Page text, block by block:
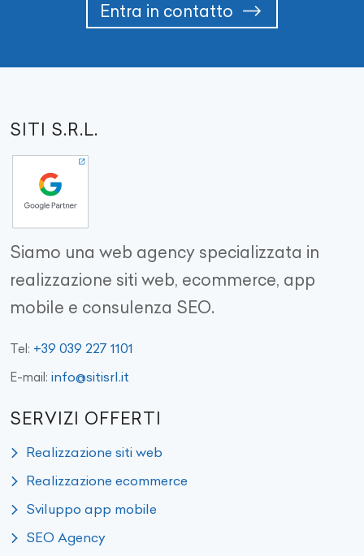
Entra in contatto
SITI S.R.L.
Siamo una web agency specializzata in
realizzazione siti web, ecommerce, app
mobile e consulenza SEO.
Tel: +39 039 227 1101
E-mail: info@sitisrl.it
SERVIZI OFFERTI
Realizzazione siti web
Realizzazione ecommerce
Sviluppo app mobile
SEO Agency